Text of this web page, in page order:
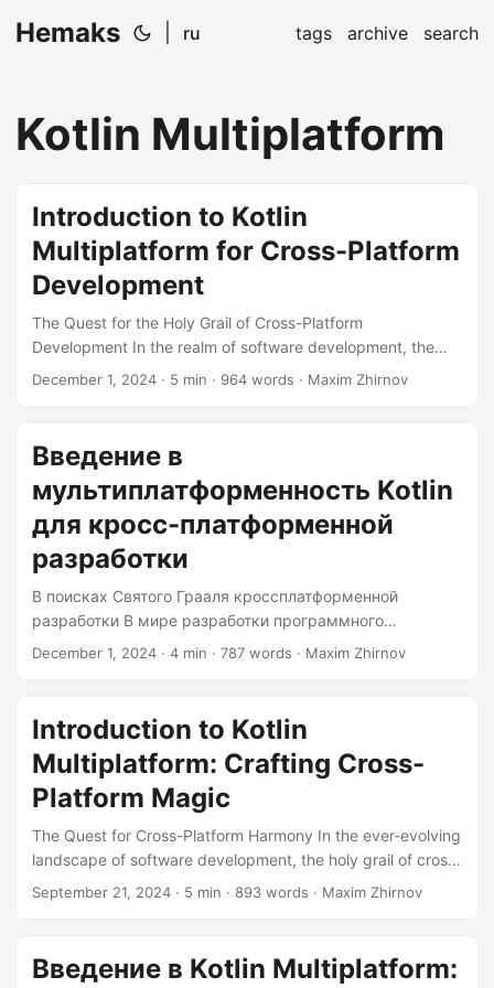
Hemaks ru tags archive search
Kotlin Multiplatform
Introduction to Kotlin
Multiplatform for Cross-Platform
Development
The Quest for the Holy Grail of Cross-Platform
Development In the realm of software development, the
dream of writing once and running everywhere has been a
we’ll delve into the world of Kotlin Multiplatform, exploring
its capabilities, use cases, and how it can revolutionize your
cross-platform development endeavors. What is Kotlin
Multiplatform?...
December 1, 2024 · 5 min · 964 words · Maxim Zhirnov
Введение в
мультиплатформенность Kotlin
для кросс-платформенной
разработки
В поисках Святого Грааля кроссплатформенной
разработки В мире разработки программного
обеспечения мечта о написании кода один раз и его
достижимой, чем когда-либо. В этой статье мы
рассмотрим мир Kotlin Multiplatform, его возможности,
варианты использования и то, как он может
революционизировать ваши усилия по
кроссплатформенной разработке. Что такое Kotlin
Multiplatform? Kotlin Multiplatform — это технология,
разработанная JetBrains, которая позволяет делиться
кодом между различными платформами, включая
December 1, 2024 · 4 min · 787 words · Maxim Zhirnov
Introduction to Kotlin
Multiplatform: Crafting Cross-
Platform Magic
The Quest for Cross-Platform Harmony In the ever-evolving
landscape of software development, the holy grail of cross-
platform development has long been a topic of fascination
different platforms or compromising on performance and
native features. However, with the advent of Kotlin
September 21, 2024 · 5 min · 893 words · Maxim Zhirnov
Введение в Kotlin Multiplatform: